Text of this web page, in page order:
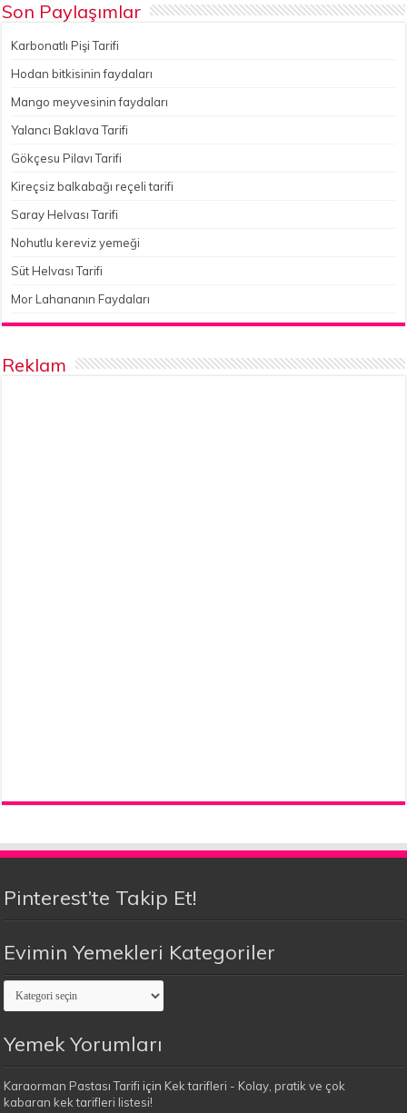
Son Paylaşımlar
Karbonatlı Pişi Tarifi
Hodan bitkisinin faydaları
Mango meyvesinin faydaları
Yalancı Baklava Tarifi
Gökçesu Pilavı Tarifi
Kireçsiz balkabağı reçeli tarifi
Saray Helvası Tarifi
Nohutlu kereviz yemeği
Süt Helvası Tarifi
Mor Lahananın Faydaları
Reklam
Pinterest’te Takip Et!
Evimin Yemekleri Kategoriler
Evimin
Yemekleri
Kategoriler
Yemek Yorumları
Karaorman Pastası Tarifi için Kek tarifleri - Kolay, pratik ve çok
kabaran kek tarifleri listesi!